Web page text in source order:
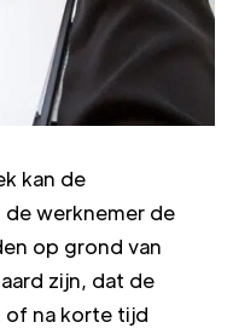
kan de
werknemer de
op grond van
zijn, dat de
of na korte tijd